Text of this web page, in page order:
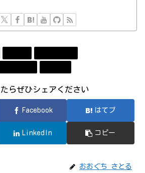
らぜひシェアください
Facebook はてブ
LinkedIn コピー
おおぐち さとる